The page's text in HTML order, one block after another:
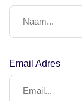
Email Adres